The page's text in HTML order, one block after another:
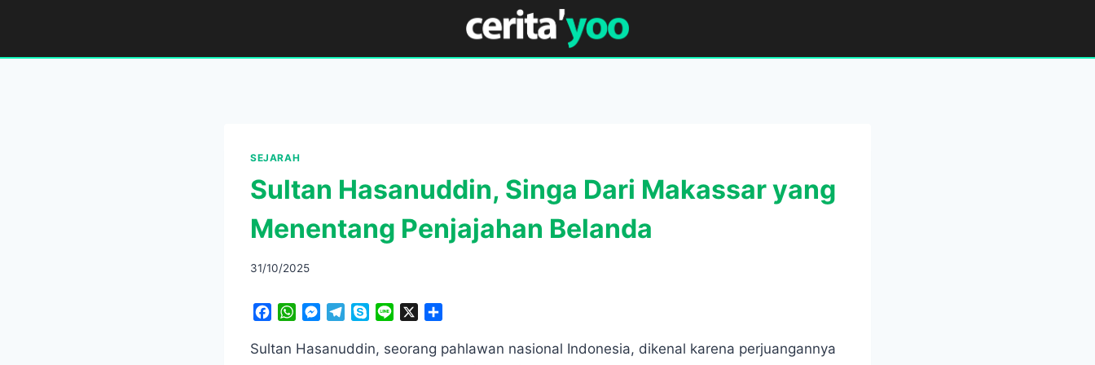
content
SEJARAH
Sultan Hasanuddin, Singa Dari Makassar yang
Menentang Penjajahan Belanda
31/10/2025
c
W
a
M
s
l
y
n
a
​Sultan Hasanuddin, seorang pahlawan nasional Indonesia, dikenal karena perjuangannya